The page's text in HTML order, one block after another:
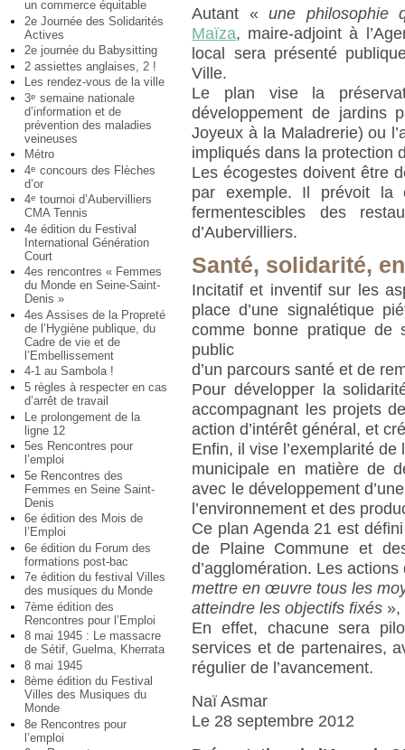
un commerce équitable
2e Journée des Solidarités
Actives
2e journée du Babysitting
2 assiettes anglaises, 2 !
Les rendez-vous de la ville
3e semaine nationale
d’information et de
prévention des maladies
veineuses
Métro
4e concours des Flèches
d’or
4e tournoi d’Aubervilliers
CMA Tennis
4e édition du Festival
International Génération
Court
4es rencontres « Femmes
du Monde en Seine-Saint-
Denis »
4es Assises de la Propreté
de l’Hygiène publique, du
Cadre de vie et de
l’Embellissement
4-1 au Sambola !
5 règles à respecter en cas
d’arrêt de travail
Le prolongement de la
ligne 12
5es Rencontres pour
l’emploi
5e Rencontres des
Femmes en Seine Saint-
Denis
6e édition des Mois de
l’Emploi
6e édition du Forum des
formations post-bac
7e édition du festival Villes
des musiques du Monde
7ème édition des
Rencontres pour l’Emploi
8 mai 1945 : Le massacre
de Sétif, Guelma, Kherrata
8 mai 1945
8ème édition du Festival
Villes des Musiques du
Monde
8e Rencontres pour
l’emploi
Autant «une philosophie
Maïza, maire-adjoint à
local sera présenté
Ville.
Le plan vise la
développement de jardins
Joyeux à la Maladrerie) ou
impliqués dans la protection
Les écogestes doivent être
par exemple. Il prévoit la
fermentescibles des
d’Aubervilliers.
Santé, solidarité,
Incitatif et inventif sur les
place d’une signalétique
comme bonne pratique de
public
d’un parcours santé et de
Pour développer la
accompagnant les projets
action d’intérêt général, et
Enfin, il vise l’exemplarité de
municipale en matière de
avec le développement
l’environnement et des
Ce plan Agenda 21 est
de Plaine Commune et
d’agglomération. Les
mettre en œuvre tous les
atteindre les objectifs fixés
En effet, chacune sera
services et de partenaires,
régulier de l’avancement.
Naï Asmar
Le 28 septembre 2012